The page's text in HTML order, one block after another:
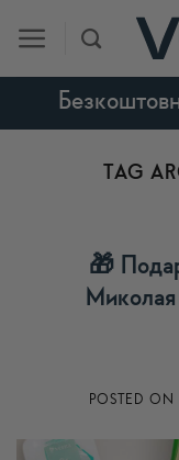
content
TAG
🎁
POSTED ON